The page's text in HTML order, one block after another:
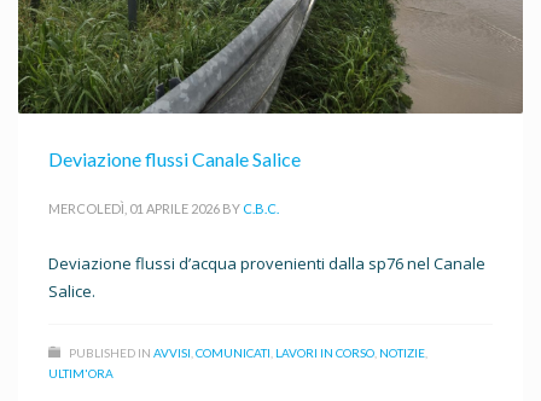
Deviazione flussi Canale Salice
MERCOLEDÌ, 01 APRILE 2026 BY C.B.C.
Deviazione flussi d’acqua provenienti dalla sp76 nel Canale
Salice.
PUBLISHED IN AVVISI COMUNICATI LAVORI IN CORSO NOTIZIE
ULTIM'ORA